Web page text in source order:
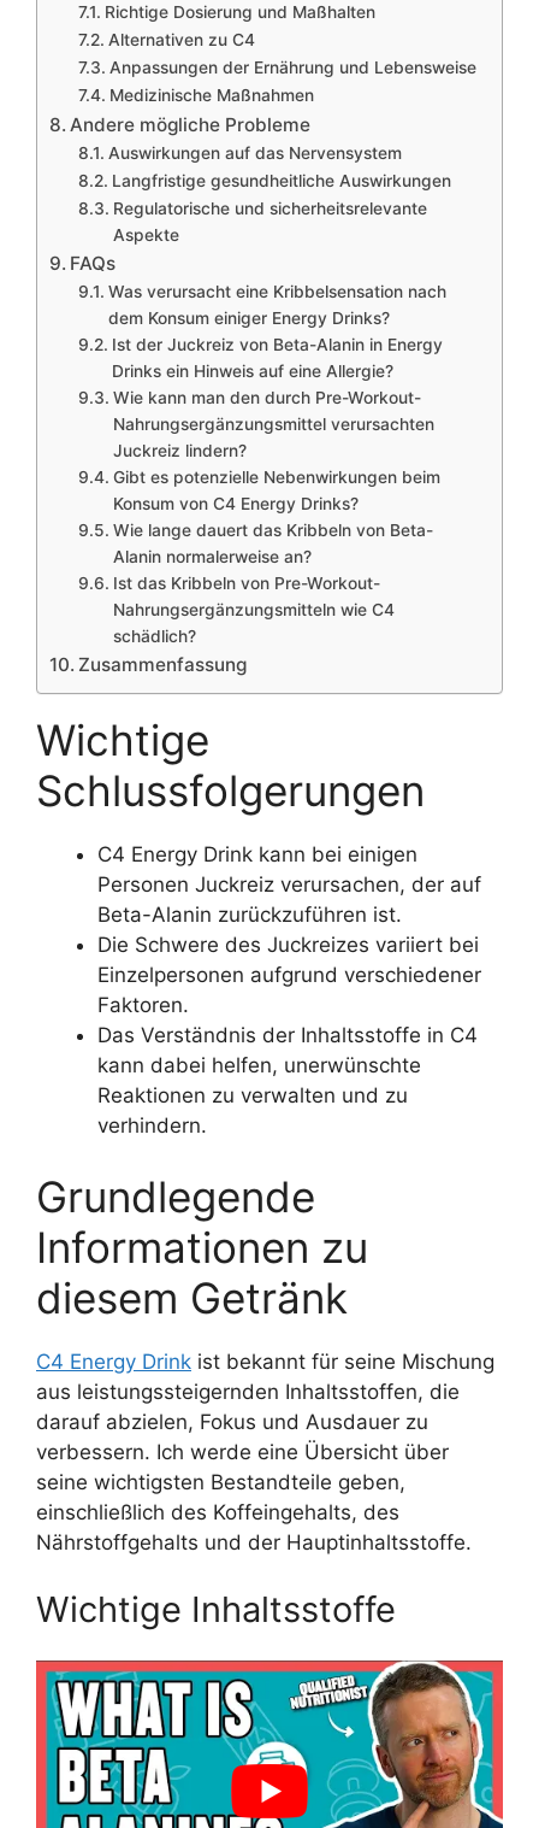
Richtige Dosierung und Maßhalten
Alternativen zu C4
Anpassungen der Ernährung und Lebensweise
Medizinische Maßnahmen
Andere mögliche Probleme
Auswirkungen auf das Nervensystem
Langfristige gesundheitliche Auswirkungen
Regulatorische und sicherheitsrelevante
Aspekte
FAQs
Was verursacht eine Kribbelsensation nach
dem Konsum einiger Energy Drinks?
Ist der Juckreiz von Beta-Alanin in Energy
Drinks ein Hinweis auf eine Allergie?
Wie kann man den durch Pre-Workout-
Nahrungsergänzungsmittel verursachten
Juckreiz lindern?
Gibt es potenzielle Nebenwirkungen beim
Konsum von C4 Energy Drinks?
Wie lange dauert das Kribbeln von Beta-
Alanin normalerweise an?
Ist das Kribbeln von Pre-Workout-
Nahrungsergänzungsmitteln wie C4
schädlich?
Zusammenfassung
Wichtige
Schlussfolgerungen
C4 Energy Drink kann bei einigen
Personen Juckreiz verursachen, der auf
Beta-Alanin zurückzuführen ist.
Die Schwere des Juckreizes variiert bei
Einzelpersonen aufgrund verschiedener
Faktoren.
Das Verständnis der Inhaltsstoffe in C4
kann dabei helfen, unerwünschte
Reaktionen zu verwalten und zu
verhindern.
Grundlegende
Informationen zu
diesem Getränk
C4 Energy Drink ist bekannt für seine Mischung
aus leistungssteigernden Inhaltsstoffen, die
darauf abzielen, Fokus und Ausdauer zu
verbessern. Ich werde eine Übersicht über
seine wichtigsten Bestandteile geben,
einschließlich des Koffeingehalts, des
Nährstoffgehalts und der Hauptinhaltsstoffe.
Wichtige Inhaltsstoffe